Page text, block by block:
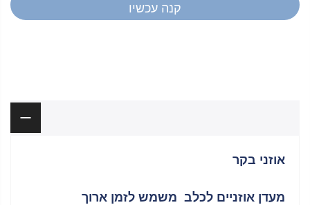
קנה עכשיו
אוזני בקר
מעדן אוזניים לכלב משמש לזמן ארוך